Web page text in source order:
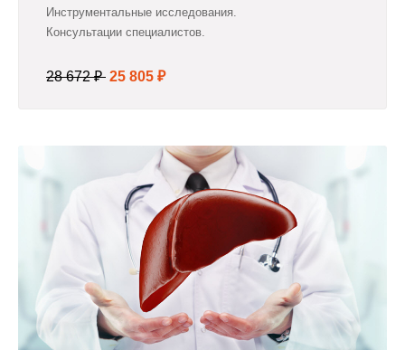
Инструментальные исследования.
Консультации специалистов.
28 672 ₽ 25 805 ₽